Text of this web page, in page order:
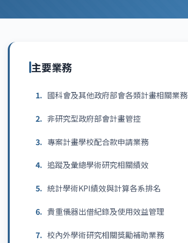
主要業務
1. 國科會及其他政府部會各類計畫相關業務
2. 非研究型政府部會計畫管控
3. 專案計畫學校配合款申請業務
4. 追蹤及彙總學術研究相關績效
5. 統計學術KPI績效與計算各系排名
6. 貴重儀器出借紀錄及使用效益管理
7. 校內外學術研究相關獎勵補助業務